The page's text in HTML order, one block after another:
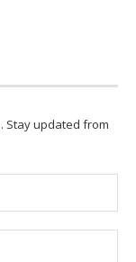
Stay updated from